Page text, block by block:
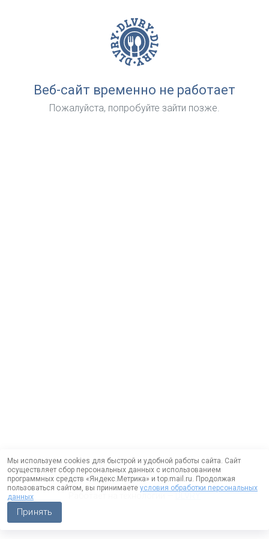
Веб-сайт временно не работает
Пожалуйста, попробуйте зайти позже.
Мы используем cookies для быстрой и удобной работы сайта. Сайт
осуществляет сбор персональных данных с использованием
программных средств «Яндекс.Метрика» и top.mail.ru. Продолжая
пользоваться сайтом, вы принимаете условия обработки персональных
данных
Принять